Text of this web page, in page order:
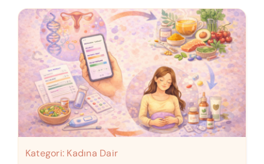
Kategori: Kadına Dair